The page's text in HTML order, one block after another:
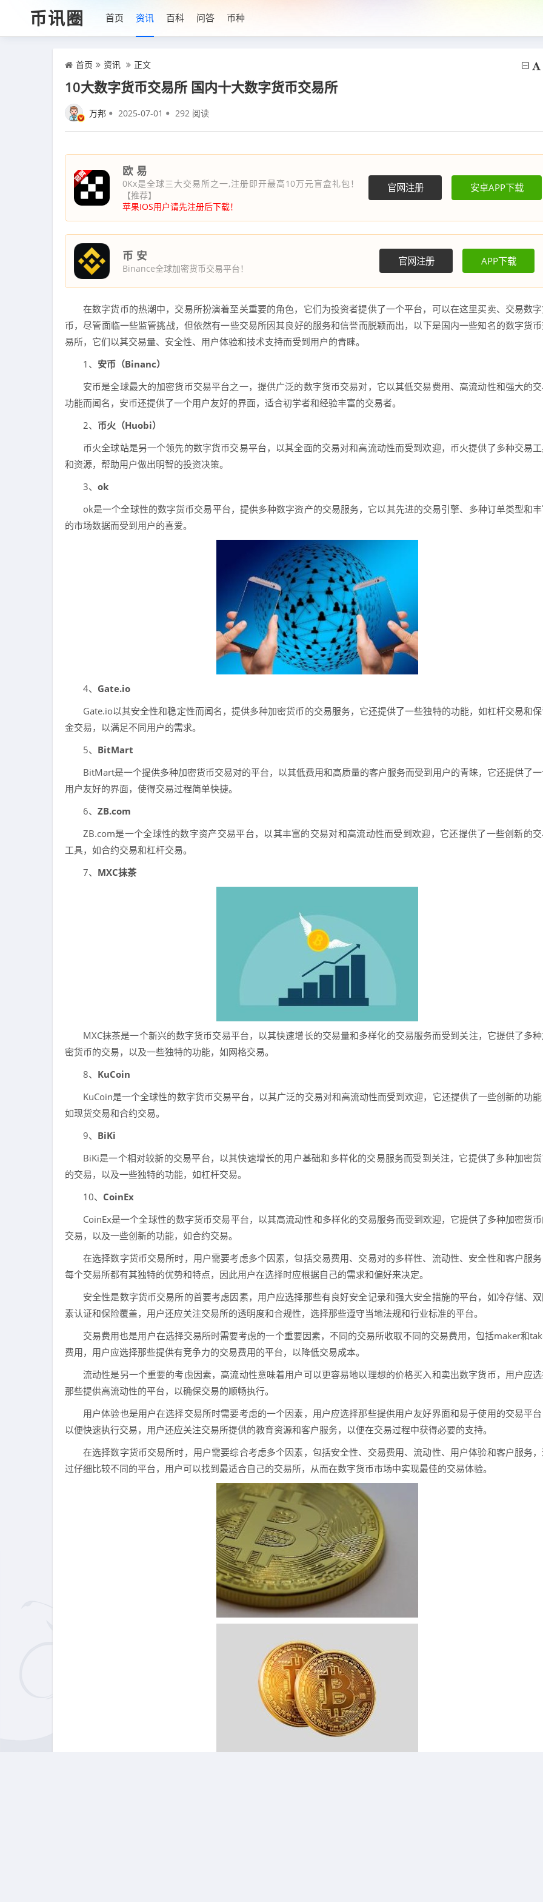
币讯圈 首页 资讯 百科 问答 币种
首页 资讯 正文
10大数字货币交易所 国内十大数字货币交易所
万邦 2025-07-01 292 阅读
欧 易
0Kx是全球三大交易所之一,注册即开最高10万元盲盒礼包！
【推荐】
苹果IOS用户请先注册后下载！
官网注册 安卓APP下载
币 安
Binance全球加密货币交易平台！
官网注册 APP下载
在数字货币的热潮中，交易所扮演着至关重要的角色，它们为投资者提供了一个平台，可以在这里买卖、交易数
币，尽管面临一些监管挑战，但依然有一些交易所因其良好的服务和信誉而脱颖而出，以下是国内一些知名的数字货
易所，它们以其交易量、安全性、用户体验和技术支持而受到用户的青睐。
1、 安币（Binanc）
安币是全球最大的加密货币交易平台之一，提供广泛的数字货币交易对，它以其低交易费用、高流动性和强大的
功能而闻名，安币还提供了一个用户友好的界面，适合初学者和经验丰富的交易者。
2、 币火（Huobi）
币火全球站是另一个领先的数字货币交易平台，以其全面的交易对和高流动性而受到欢迎，币火提供了多种交易
和资源，帮助用户做出明智的投资决策。
3、 ok
ok是一个全球性的数字货币交易平台，提供多种数字资产的交易服务，它以其先进的交易引擎、多种订单类型和
的市场数据而受到用户的喜爱。
4、 Gate.io
Gate.io以其安全性和稳定性而闻名，提供多种加密货币的交易服务，它还提供了一些独特的功能，如杠杆交易和
金交易，以满足不同用户的需求。
5、 BitMart
BitMart是一个提供多种加密货币交易对的平台，以其低费用和高质量的客户服务而受到用户的青睐，它还提供了
用户友好的界面，使得交易过程简单快捷。
6、 ZB.com
ZB.com是一个全球性的数字资产交易平台，以其丰富的交易对和高流动性而受到欢迎，它还提供了一些创新的
工具，如合约交易和杠杆交易。
7、 MXC抹茶
MXC抹茶是一个新兴的数字货币交易平台，以其快速增长的交易量和多样化的交易服务而受到关注，它提供了多
密货币的交易，以及一些独特的功能，如网格交易。
8、 KuCoin
KuCoin是一个全球性的数字货币交易平台，以其广泛的交易对和高流动性而受到欢迎，它还提供了一些创新的功
如现货交易和合约交易。
9、 BiKi
BiKi是一个相对较新的交易平台，以其快速增长的用户基础和多样化的交易服务而受到关注，它提供了多种加密
的交易，以及一些独特的功能，如杠杆交易。
10、 CoinEx
CoinEx是一个全球性的数字货币交易平台，以其高流动性和多样化的交易服务而受到欢迎，它提供了多种加密货
交易，以及一些创新的功能，如合约交易。
在选择数字货币交易所时，用户需要考虑多个因素，包括交易费用、交易对的多样性、流动性、安全性和客户服
每个交易所都有其独特的优势和特点，因此用户在选择时应根据自己的需求和偏好来决定。
安全性是数字货币交易所的首要考虑因素，用户应选择那些有良好安全记录和强大安全措施的平台，如冷存储、
素认证和保险覆盖，用户还应关注交易所的透明度和合规性，选择那些遵守当地法规和行业标准的平台。
交易费用也是用户在选择交易所时需要考虑的一个重要因素，不同的交易所收取不同的交易费用，包括maker和
费用，用户应选择那些提供有竞争力的交易费用的平台，以降低交易成本。
流动性是另一个重要的考虑因素，高流动性意味着用户可以更容易地以理想的价格买入和卖出数字货币，用户应
那些提供高流动性的平台，以确保交易的顺畅执行。
用户体验也是用户在选择交易所时需要考虑的一个因素，用户应选择那些提供用户友好界面和易于使用的交易平
以便快速执行交易，用户还应关注交易所提供的教育资源和客户服务，以便在交易过程中获得必要的支持。
在选择数字货币交易所时，用户需要综合考虑多个因素，包括安全性、交易费用、流动性、用户体验和客户服务
过仔细比较不同的平台，用户可以找到最适合自己的交易所，从而在数字货币市场中实现最佳的交易体验。